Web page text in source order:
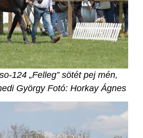
124 „Felleg” sötét pej mén,
György Fotó: Horkay Ágnes